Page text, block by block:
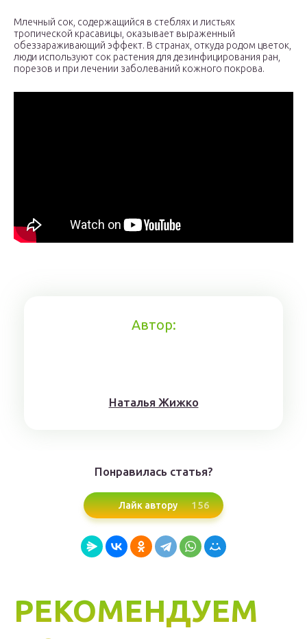
Млечный сок, содержащийся в стеблях и листьях
тропической красавицы, оказывает выраженный
обеззараживающий эффект. В странах, откуда родом цветок,
люди используют сок растения для дезинфицирования ран,
порезов и при лечении заболеваний кожного покрова.
Автор:
Нaтaлья Жижкo
Понравилась статья?
Лайк автору 156
РЕКОМЕНДУЕМ